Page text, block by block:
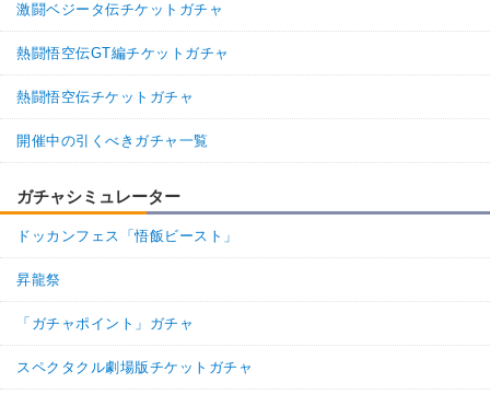
激闘ベジータ伝チケットガチャ
熱闘悟空伝GT編チケットガチャ
熱闘悟空伝チケットガチャ
開催中の引くべきガチャ一覧
ガチャシミュレーター
ドッカンフェス「悟飯ビースト」
昇龍祭
「ガチャポイント」ガチャ
スペクタクル劇場版チケットガチャ